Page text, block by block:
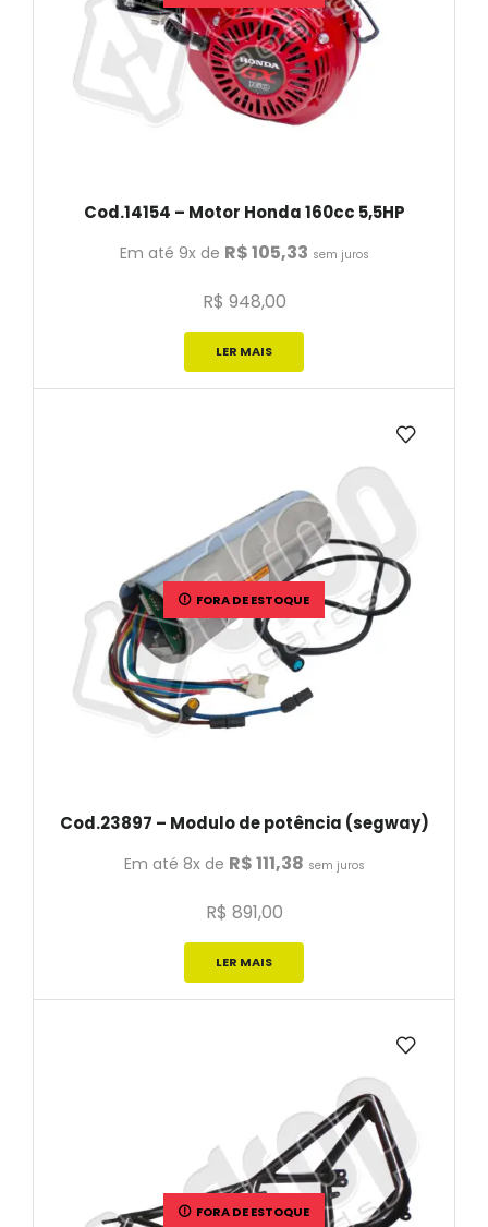
Cod.14154 – Motor Honda 160cc 5,5HP
Em até 9x de R$105,33 sem juros
R$ 948,00
LER MAIS
FORA DE ESTOQUE
Cod.23897 – Modulo de potência (segway)
Em até 8x de R$111,38 sem juros
R$ 891,00
LER MAIS
FORA DE ESTOQUE